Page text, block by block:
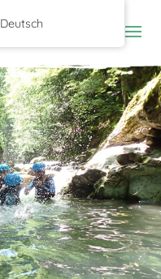
Deutsch